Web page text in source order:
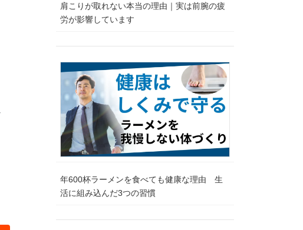
肩こりが取れない本当の理由｜実は前腕の疲
労が影響しています
年600杯ラーメンを食べても健康な理由 生
活に組み込んだ3つの習慣